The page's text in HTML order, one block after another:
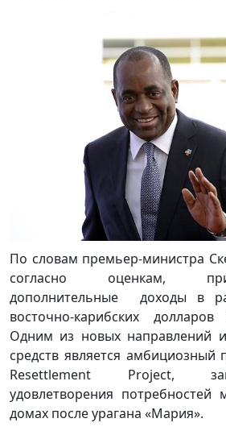
По словам премьер-министра
согласно оценкам,
дополнительные доходы в
восточно-карибских
Одним из новых направлений
средств является амбициозный
Resettlement Project,
удовлетворения потребностей
домах после урагана «Мария».